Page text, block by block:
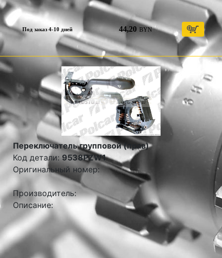
Под заказ 4-10 дней 44,20 BYN
Переключатель групповой (прав)
Код детали: 9538PZW1
Оригинальный номер:
Производитель:
Описание: